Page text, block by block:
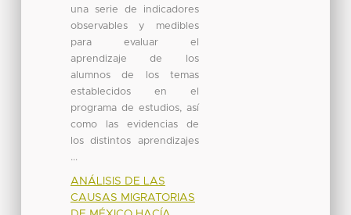
una serie de indicadores
observables y medibles
para evaluar el
aprendizaje de los
alumnos de los temas
establecidos en el
programa de estudios, así
como las evidencias de
los distintos aprendizajes
...
ANÁLISIS DE LAS
CAUSAS MIGRATORIAS